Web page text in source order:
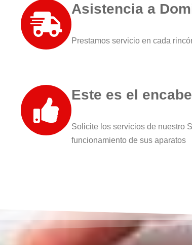
Asistencia a
Prestamos servicio en cada
Este es el
Solicite los servicios de nuestro
funcionamiento de sus aparatos